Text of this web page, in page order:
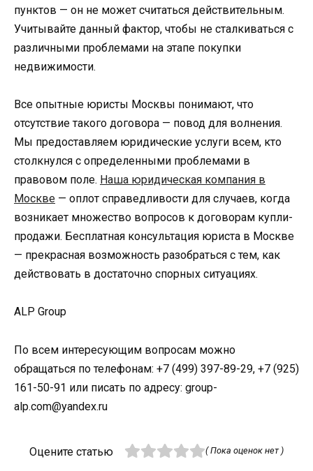
пунктов — он не может считаться действительным.
Учитывайте данный фактор, чтобы не сталкиваться с
различными проблемами на этапе покупки
недвижимости.
Все опытные юристы Москвы понимают, что
отсутствие такого договора — повод для волнения.
Мы предоставляем юридические услуги всем, кто
столкнулся с определенными проблемами в
правовом поле. Наша юридическая компания в
Москве — оплот справедливости для случаев, когда
возникает множество вопросов к договорам купли-
продажи. Бесплатная консультация юриста в Москве
— прекрасная возможность разобраться с тем, как
действовать в достаточно спорных ситуациях.
ALP Group
По всем интересующим вопросам можно
обращаться по телефонам: +7 (499) 397-89-29, +7 (925)
161-50-91 или писать по адресу: group-
alp.com@yandex.ru
Оцените статью ( Пока оценок нет )